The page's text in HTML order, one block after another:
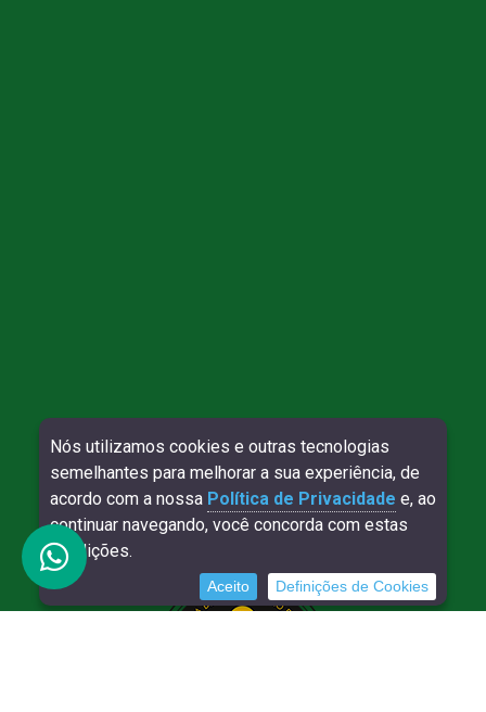
Direitos reservados à Willy Contábil - 2026
DESENVOLVIMENTO: SITE VERIFICADO:
Nós utilizamos cookies e outras tecnologias
semelhantes para melhorar a sua experiência, de
acordo com a nossa Política de Privacidade e, ao
continuar navegando, você concorda com estas
condições.
Aceito Definições de Cookies